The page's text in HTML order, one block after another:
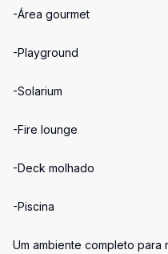
-Área gourmet
-Playground
-Solarium
-Fire lounge
-Deck molhado
-Piscina
Um ambiente completo